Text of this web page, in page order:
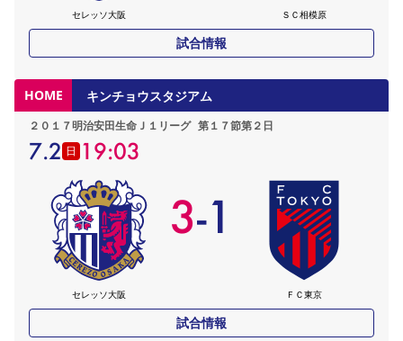
セレッソ大阪 ＳＣ相模原
試合情報
HOME キンチョウスタジアム
２０１７明治安田生命Ｊ１リーグ 第１７節第２日
7.2 日 19:03
セレッソ大阪
3-1
ＦＣ東京
試合情報